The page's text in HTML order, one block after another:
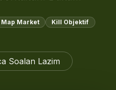
Map Market
Kill Objektif
Soalan Lazim